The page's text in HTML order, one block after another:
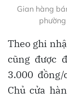
Gian hàng
Theo ghi
cũng được
3.000
Chủ cửa